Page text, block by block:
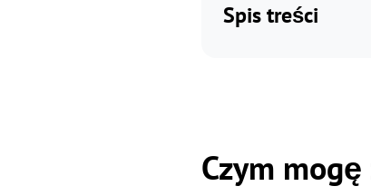
Spis treści
Czym